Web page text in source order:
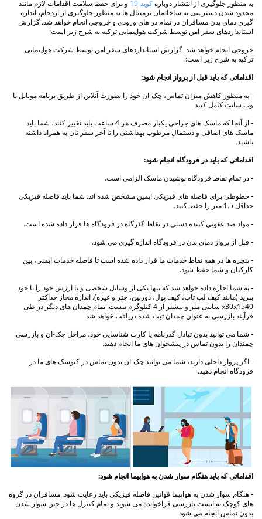
به منظور جلوگیری از انتشار دوبارهکوید-19
و برای خفظ سلامت اقدامات لازم مانند
محدود شدن دسترسی به ساخاتمان ترمینال ها به منظور جلوگیری از ازدحام، اندازه
گیری دمای بدن مسافران در تمام در های ورودی و خروجی انجام خواهد شد. گزارش
استانداردهای سفر امن توسط شرکت هواپیمایی ترکیه به شرح زیر است:
خروجی انجام خواهد شد. گزارش استانداردهای سفر امن توسط شرکت هواپیمایی
ترکیه به شرح زیر است:
اقداماتی که باید قبل از پرواز انجام شود:
- به منظور کاهش میزان تماس، چک-ان خود را بصورت آنلاین از طریق برنامه موبایل یا
وب سایت کامل کنید.
- از آنجا که ماسک های جراحی یکبار مصرف هر 4 ساعت باید تغییر کنند، شما باید
ماسک های اضافی و دستمال مرطوب بهداشتی را تا آخر سفر تان به همراه داشته
باشید.
اقداماتی که باید در فرودگاه انجام شود:
- در تمام نقاط فرودگاه پوشیدن ماسک الزامی است.
- خطوطی برای فاصله های فیزیکی ایمین مشخص شده اند. شما باید فاصله فیزیکی
حداقل 1.5 متر را حفظ کنید.
- مواد ضد عفونی کننده دستی در نقاط گذرگاه در فرودگاه ها قرار داده شده است.
- قبل از پرواز دمای بدن در فرودگاه اندازه گیری می شود.
- پنجره ها در همه نقاط خدمات ما قرار داده شده است تا فاصله خدمات ایمنی، بین
کارکنان و شما حفظ شود.
- به شما اجازه داده خواهد شد که تنها یکی از وسایل شخصی و با ارزش خود را با خود
ببرید (مانند کیف لپ تاپ، کیف پول، دوربین، چتر و غیره). اندازه مجاز حداکثر
x30x1540 سانتی متر و بیشتر از 4 کیلوگرم نیست. تمام چمدان های دیگر در طی
فرآیند بازرسی به عنوان چمدان ثبت شده دریافت خواهد شد.
- شما می توانید بدون تبادل گذرنامه یا کارت شناسایی خود، مراحل چک-ان و بازرسی
چمندان را بدون تماس در پیشخوان های ما انجام دهید.
- اگر پرواز داخلی دارید، شما می توانید چک-ان بدون تماس در کیوسک های ما در
فرودگاه انجام دهید.
اقداماتی که باید هنگام سوار شدن به هواپیما انجام شود:
- هنگام سوار شدن به هواپیما قوانین فاصله فیزیکی باید رعایت شود. مسافران در گروه
های کوچک به ایست بازرسی فراخوانده می شوند و تمام کنترل ها در حین سوار شدن
بدون تماس انجام می شود.